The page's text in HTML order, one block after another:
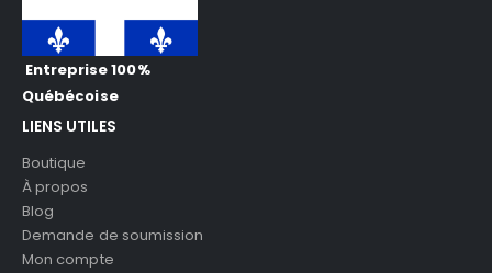
Entreprise 100%
Québécoise
LIENS UTILES
Boutique
À propos
Blog
Demande de soumission
Mon compte